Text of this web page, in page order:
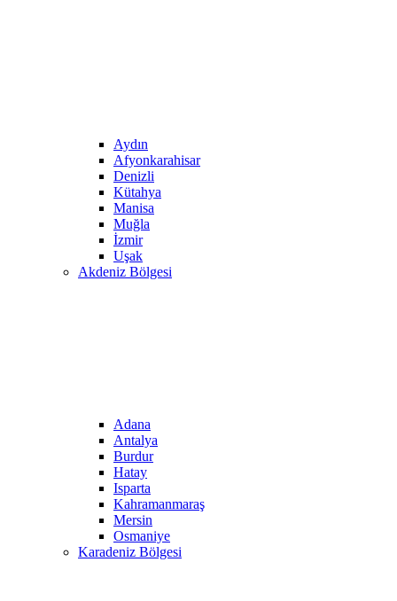
Aydın
Afyonkarahisar
Denizli
Kütahya
Manisa
Muğla
İzmir
Uşak
Akdeniz Bölgesi
Adana
Antalya
Burdur
Hatay
Isparta
Kahramanmaraş
Mersin
Osmaniye
Karadeniz Bölgesi